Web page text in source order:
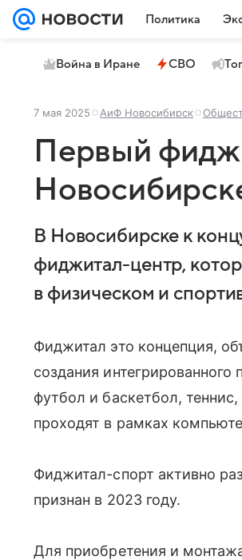
Политика
Война в Иране СВО
7 мая 2025 АиФ Новосибирск
Первый
В Новосибирске к
фиджитал-центр,
в физическом и
Фиджитал это концепция,
создания
футбол и баскетбол,
проходят в рамках
Фиджитал-спорт активно
признан в 2023 году.
Для приобретения и